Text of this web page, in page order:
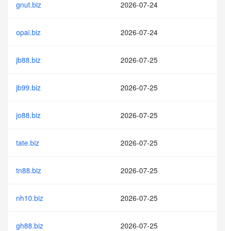
gnut.biz 2026-07-24
opai.biz 2026-07-24
jb88.biz 2026-07-25
jb99.biz 2026-07-25
jo88.biz 2026-07-25
tate.biz 2026-07-25
tn88.biz 2026-07-25
nh10.biz 2026-07-25
gh88.biz 2026-07-25